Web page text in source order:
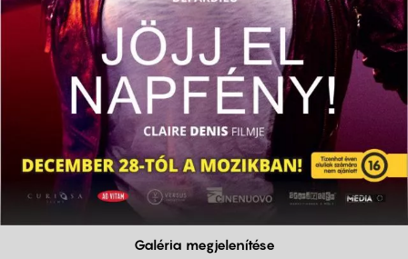
Galéria megjelenítése